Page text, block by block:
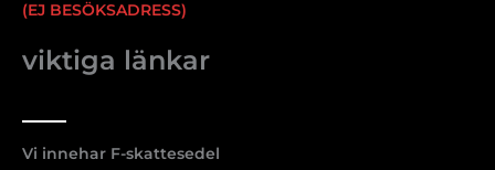
(EJ BESÖKSADRESS)
viktiga länkar
Vi innehar F-skattesedel